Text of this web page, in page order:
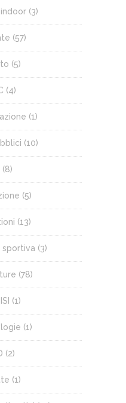
(3)
(57)
(5)
(4)
(1)
(10)
(8)
(5)
(13)
(3)
(78)
(1)
(1)
(2)
(1)